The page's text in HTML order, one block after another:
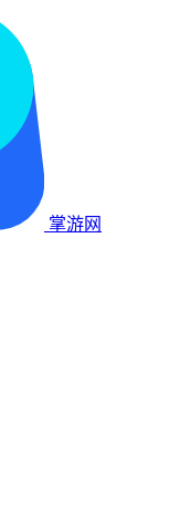
掌游网